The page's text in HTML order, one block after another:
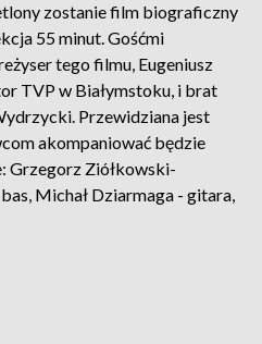
zostanie film biograficzny
55 minut. Gośćmi
tego filmu, Eugeniusz
TVP w Białymstoku, i brat
Przewidziana jest
akompaniować będzie
Grzegorz Ziółkowski-
Michał Dziarmaga - gitara,